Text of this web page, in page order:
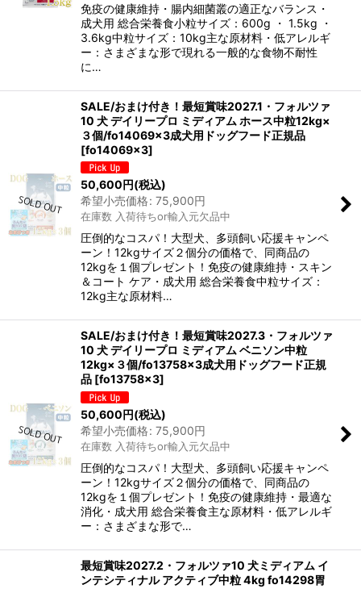
免疫の健康維持・腸内細菌叢の適正なバランス・
成犬用 総合栄養食小粒サイズ：600g ・ 1.5kg ・
3.6kg中粒サイズ：10kg主な原材料・低アレルギ
ー：さまざまな形で現れる一般的な食物不耐性
に…
SALE/おまけ付き！最短賞味2027.1・フォルツァ
10 犬 デイリープロ ミディアム ホース中粒12kg×
３個/fo14069x3成犬用ドッグフード正規品
[fo14069x3]
50,600円(税込)
希望小売価格: 75,900円
在庫数 入荷待ちor輸入元欠品中
圧倒的なコスパ！大型犬、多頭飼い応援キャンペ
ーン！12kgサイズ２個分の価格で、同商品の
12kgを１個プレゼント！免疫の健康維持・スキン
＆コート ケア・成犬用 総合栄養食中粒サイズ：
12kg主な原材料…
SALE/おまけ付き！最短賞味2027.3・フォルツァ
10 犬 デイリープロ ミディアム ベニソン中粒
12kg×３個/fo13758x3成犬用ドッグフード正規
品 [fo13758x3]
50,600円(税込)
希望小売価格: 75,900円
在庫数 入荷待ちor輸入元欠品中
圧倒的なコスパ！大型犬、多頭飼い応援キャンペ
ーン！12kgサイズ２個分の価格で、同商品の
12kgを１個プレゼント！免疫の健康維持・最適な
消化・成犬用 総合栄養食主な原材料・低アレルギ
ー：さまざまな形で…
最短賞味2027.2・フォルツァ10 犬ミディアム イ
ンテシティナル アクティブ中粒 4kg fo14298胃